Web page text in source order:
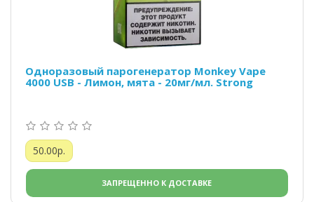
Одноразовый парогенератор Monkey Vape
4000 USB - Лимон, мята - 20мг/мл. Strong
50.00р.
ЗАПРЕЩЕННО К ДОСТАВКЕ